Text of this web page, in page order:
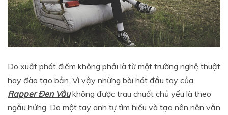
Do xuất phát điểm không phải là từ một trường nghệ thuật
hay đào tạo bản. Vì vậy những bài hát đầu tay của
Rapper Đen Vâukhông được trau chuốt chủ yếu là theo
ngẫu hứng. Do một tay anh tự tìm hiểu và tạo nên nên vẫn